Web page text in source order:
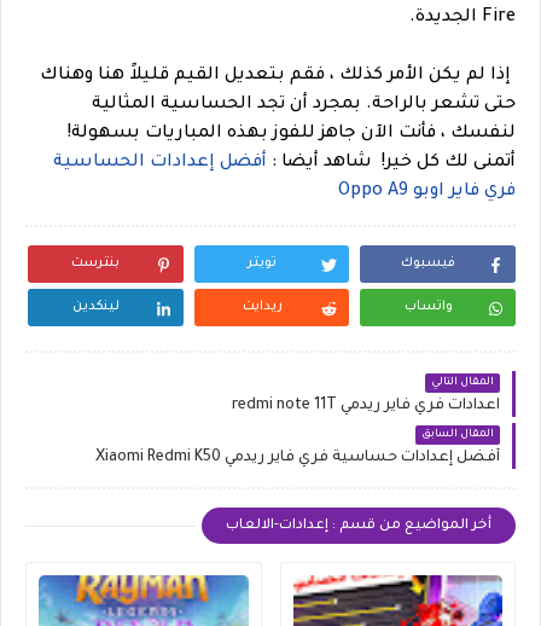
Fire الجديدة.
إذا لم يكن الأمر كذلك ، فقم بتعديل القيم قليلاً هنا وهناك
حتى تشعر بالراحة. بمجرد أن تجد الحساسية المثالية
لنفسك ، فأنت الآن جاهز للفوز بهذه المباريات بسهولة!
أتمنى لك كل خير!
شاهد أيضا : أفضل إعدادات الحساسية
فري فاير اوبو Oppo A9
فيسبوك تويتر بنترست
واتساب ريدايت لينكدين
المقال التالي
اعدادات فري فاير ريدمي redmi note 11T
المقال السابق
أفضل إعدادات حساسية فري فاير ريدمي Xiaomi Redmi K50
أخر المواضيع من قسم : إعدادات-الالعاب